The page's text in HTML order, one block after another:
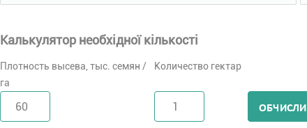
Калькулятор необхідної кількості
Плотность высева, тыс. семян /
га
Количество гектар